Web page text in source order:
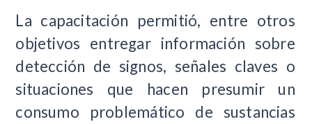
La capacitación permitió, entre otros
objetivos entregar información sobre
detección de signos, señales claves o
situaciones que hacen presumir un
consumo problemático de sustancias